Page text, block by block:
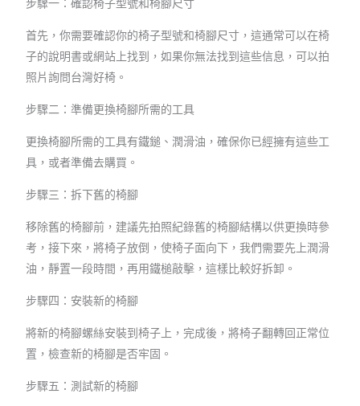
首先，你需要確認你的椅子型號和椅腳尺寸，這通常可以在椅
子的說明書或網站上找到，如果你無法找到這些信息，可以拍
照片詢問台灣好椅。
步驟二：準備更換椅腳所需的工具
更換椅腳所需的工具有鐵鎚、潤滑油，確保你已經擁有這些工
具，或者準備去購買。
步驟三：拆下舊的椅腳
移除舊的椅腳前，建議先拍照紀錄舊的椅腳結構以供更換時參
考，接下來，將椅子放倒，使椅子面向下，我們需要先上潤滑
油，靜置一段時間，再用鐵槌敲擊，這樣比較好拆卸。
步驟四：安裝新的椅腳
將新的椅腳螺絲安裝到椅子上，完成後，將椅子翻轉回正常位
置，檢查新的椅腳是否牢固。
步驟五：測試新的椅腳